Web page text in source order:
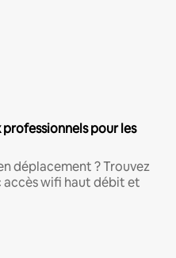
pour les
déplacement ? Trouvez
accès wifi haut débit et